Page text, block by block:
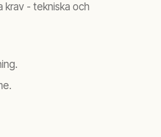
krav - tekniska och